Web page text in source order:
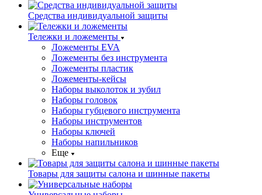
Средства индивидуальной защиты
Тележки и ложементы
Ложементы EVA
Ложементы без инструмента
Ложементы пластик
Ложементы-кейсы
Наборы выколоток и зубил
Наборы головок
Наборы губцевого инструмента
Наборы инструментов
Наборы ключей
Наборы напильников
Еще
Товары для защиты салона и шинные пакеты